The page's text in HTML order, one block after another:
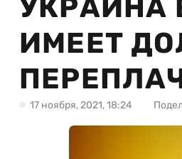
УКРАИНА
ИМЕЕТ
17 ноября, 2021, 18:24